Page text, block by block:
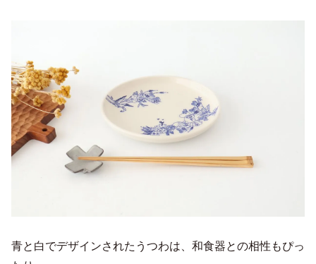
青と白でデザインされたうつわは、和食器との相性もぴっ